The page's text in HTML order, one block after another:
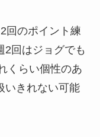
回のポイント練
2回はジョグでも
くらい個性のあ
いきれない可能